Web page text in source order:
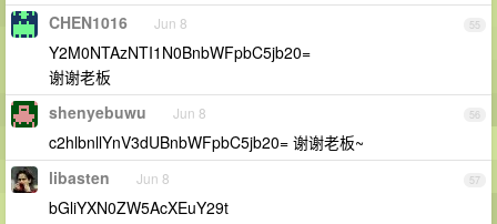
55
CHEN1016 Jun 8
Y2M0NTAzNTI1N0BnbWFpbC5jb20=
谢谢老板
56
shenyebuwu Jun 8
c2hlbnllYnV3dUBnbWFpbC5jb20= 谢谢老板~
57
libasten Jun 8
bGliYXN0ZW5AcXEuY29t